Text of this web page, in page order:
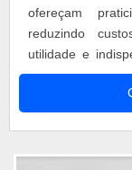
ofereçam
reduzindo
utilidade e
parafuso com
para a
poderoso contra
Para que a